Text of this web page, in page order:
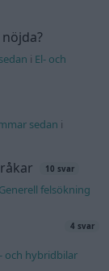
i El- och
sedan i
10 svar
Generell felsökning
4 svar
och hybridbilar